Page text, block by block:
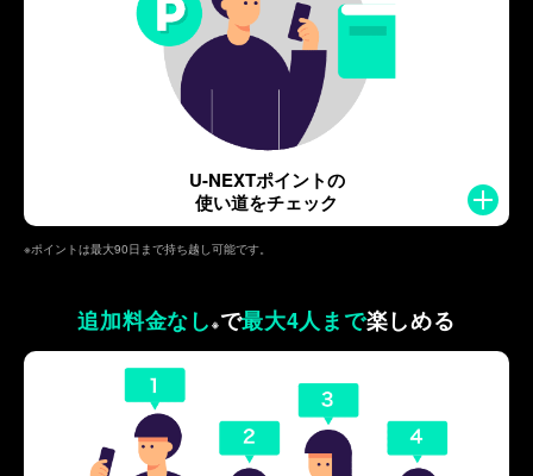
U-NEXTポイントの
使い道をチェック
※ポイントは最大90日まで持ち越し可能です。
追加料金なし ※で最大4人まで楽しめる